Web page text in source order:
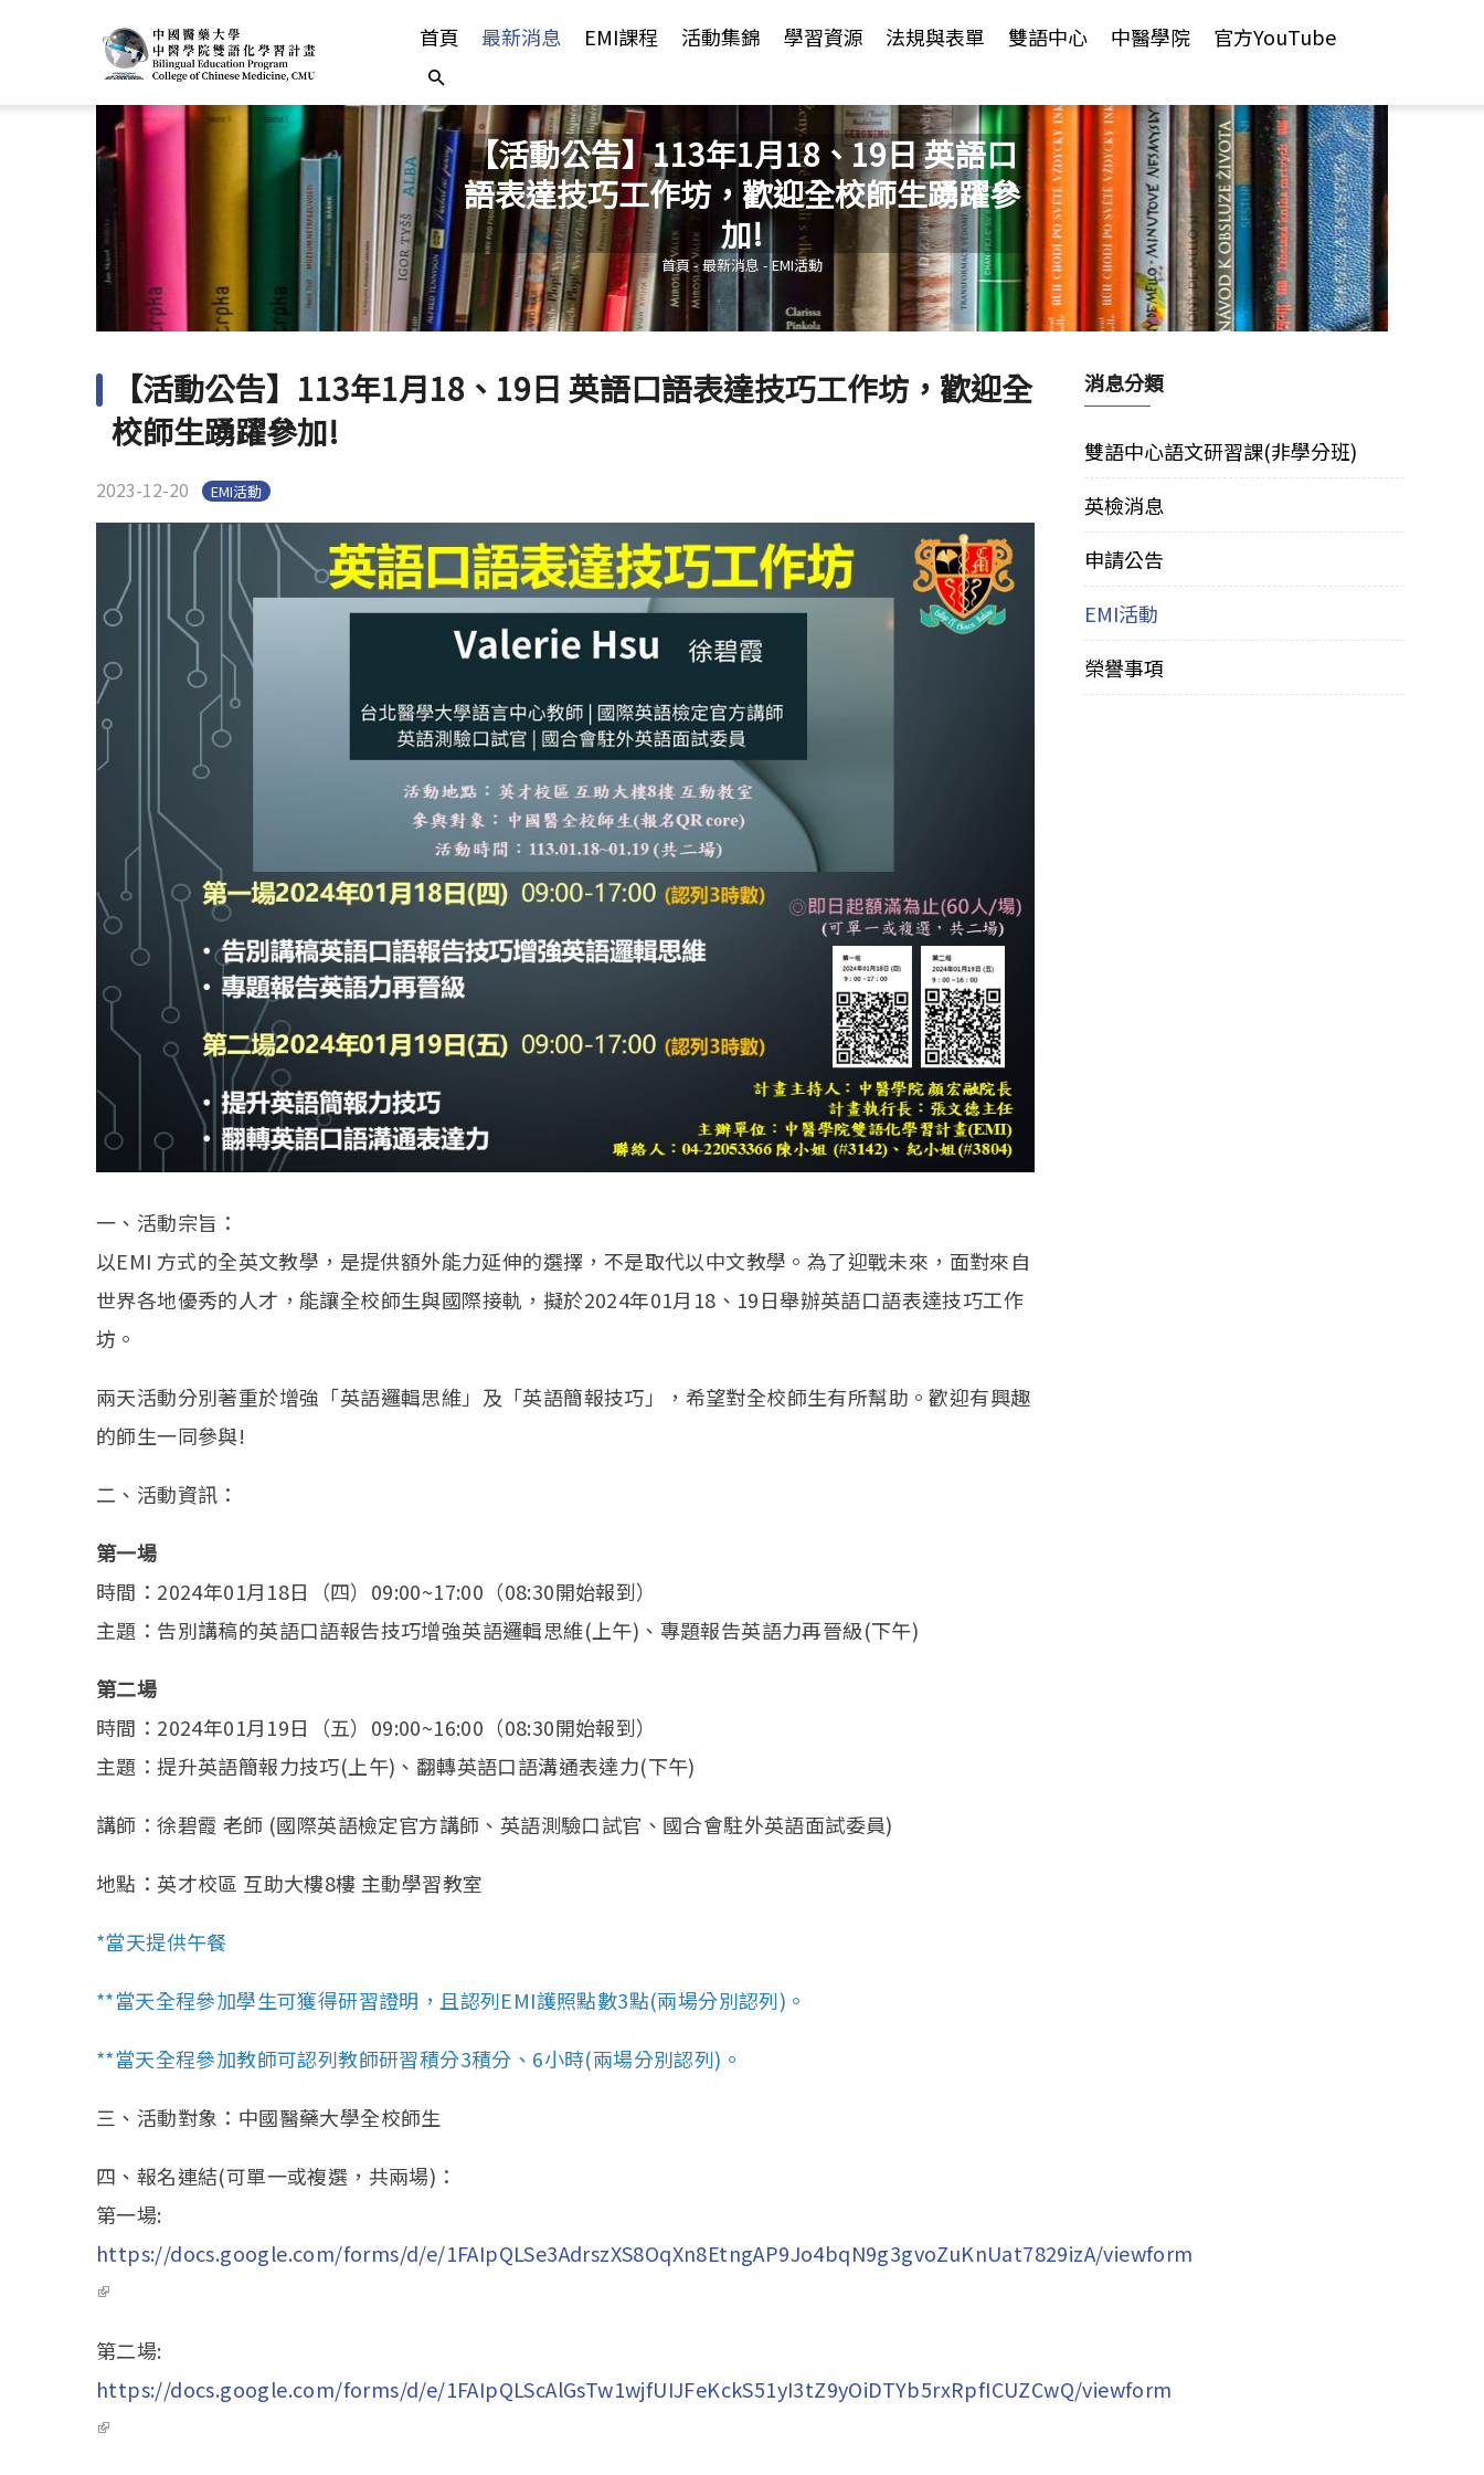
首頁 最新消息 EMI課程 活動集錦 學習資源 法規與表單 雙語中心 中醫學院 官方YouTube
【活動公告】113年1月18、19日 英語口
語表達技巧工作坊，歡迎全校師生踴躍參
加!
您在這裡
首頁 -最新消息 - EMI活動
【活動公告】113年1月18、19日 英語口語表達技巧工作坊，歡迎全
校師生踴躍參加!
2023-12-20 EMI活動
一、活動宗旨：
以EMI 方式的全英文教學，是提供額外能力延伸的選擇，不是取代以中文教學。為了迎戰未來，面對來自
世界各地優秀的人才，能讓全校師生與國際接軌，擬於2024年01月18、19日舉辦英語口語表達技巧工作
坊。
兩天活動分別著重於增強「英語邏輯思維」及「英語簡報技巧」，希望對全校師生有所幫助。歡迎有興趣
的師生一同參與!
二、活動資訊：
第一場
時間：2024年01月18日（四）09:00~17:00（08:30開始報到）
主題：告別講稿的英語口語報告技巧增強英語邏輯思維(上午)、專題報告英語力再晉級(下午)
第二場
時間：2024年01月19日（五）09:00~16:00（08:30開始報到）
主題：提升英語簡報力技巧(上午)、翻轉英語口語溝通表達力(下午)
講師：徐碧霞 老師 (國際英語檢定官方講師、英語測驗口試官、國合會駐外英語面試委員)
地點：英才校區 互助大樓8樓 主動學習教室
*當天提供午餐
**當天全程參加學生可獲得研習證明，且認列EMI護照點數3點(兩場分別認列)。
**當天全程參加教師可認列教師研習積分3積分、6小時(兩場分別認列)。
三、活動對象：中國醫藥大學全校師生
四、報名連結(可單一或複選，共兩場)：
第一場:
https://docs.google.com/forms/d/e/1FAIpQLSe3AdrszXS8OqXn8EtngAP9Jo4bqN9g3gvoZuKnUat7829izA/viewform
(link is external)
第二場:
https://docs.google.com/forms/d/e/1FAIpQLScAlGsTw1wjfUIJFeKckS51yI3tZ9yOiDTYb5rxRpfICUZCwQ/viewform
(link is external)
消息分類
雙語中心語文研習課(非學分班)
英檢消息
申請公告
EMI活動
榮譽事項